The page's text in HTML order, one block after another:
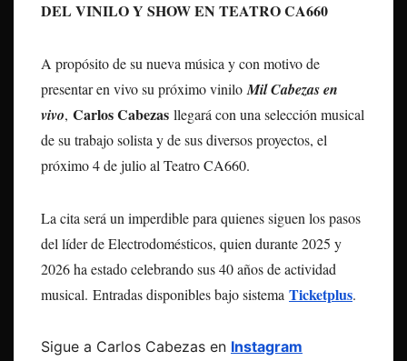
DEL VINILO Y SHOW EN TEATRO CA660
A propósito de su nueva música y con motivo de
presentar en vivo su próximo vinilo Mil Cabezas en
vivo, Carlos Cabezas llegará con una selección musical
de su trabajo solista y de sus diversos proyectos, el
próximo 4 de julio al Teatro CA660.
La cita será un imperdible para quienes siguen los pasos
del líder de Electrodomésticos, quien durante 2025 y
2026 ha estado celebrando sus 40 años de actividad
musical. Entradas disponibles bajo sistema Ticketplus.
Sigue a Carlos Cabezas en Instagram